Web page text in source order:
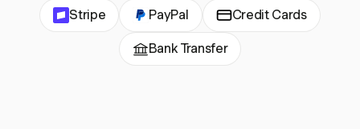
Stripe PayPal Credit Cards
Bank Transfer